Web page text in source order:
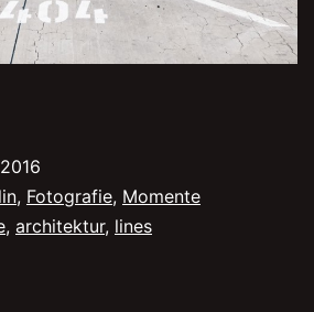
, Fotografie, Momente
, architektur, lines